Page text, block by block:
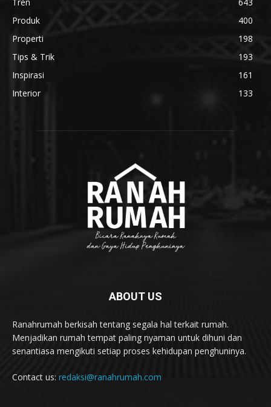
Tren
643
Produk
400
Properti
198
Tips & Trik
193
Inspirasi
161
Interior
133
ABOUT US
Ranahrumah berkisah tentang segala hal terkait rumah.
Menjadikan rumah tempat paling nyaman untuk dihuni dan
senantiasa mengikuti setiap proses kehidupan penghuninya.
Contact us: redaksi@ranahrumah.com